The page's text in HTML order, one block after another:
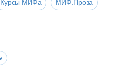
Курсы МИФа МИФ.Проза